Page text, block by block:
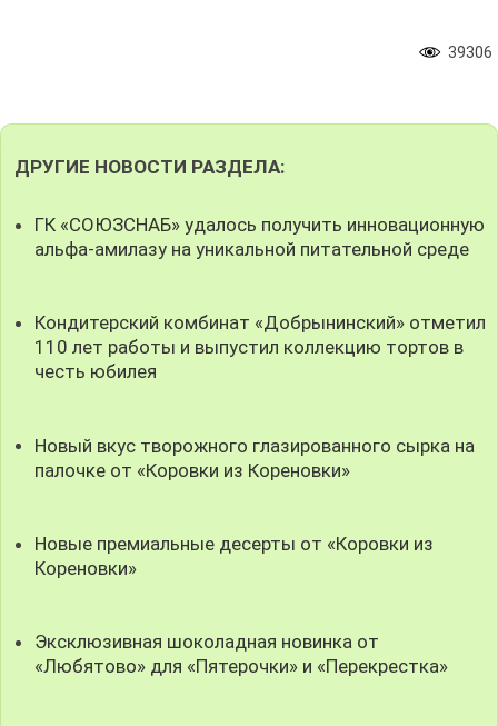
39306
ДРУГИЕ НОВОСТИ РАЗДЕЛА:
ГК «СОЮЗСНАБ» удалось получить инновационную
альфа-амилазу на уникальной питательной среде
Кондитерский комбинат «Добрынинский» отметил
110 лет работы и выпустил коллекцию тортов в
честь юбилея
Новый вкус творожного глазированного сырка на
палочке от «Коровки из Кореновки»
Новые премиальные десерты от «Коровки из
Кореновки»
Эксклюзивная шоколадная новинка от
«Любятово» для «Пятерочки» и «Перекрестка»